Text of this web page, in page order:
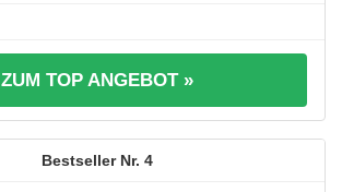
ZUM TOP ANGEBOT »
4